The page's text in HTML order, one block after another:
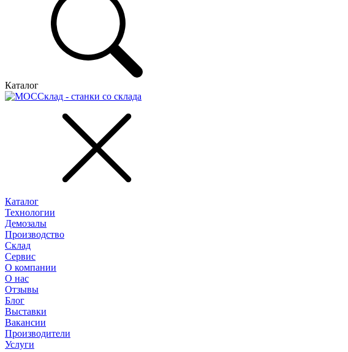
Каталог
Каталог
Технологии
Демозалы
Производство
Склад
Сервис
О компании
О нас
Отзывы
Блог
Выставки
Вакансии
Производители
Услуги